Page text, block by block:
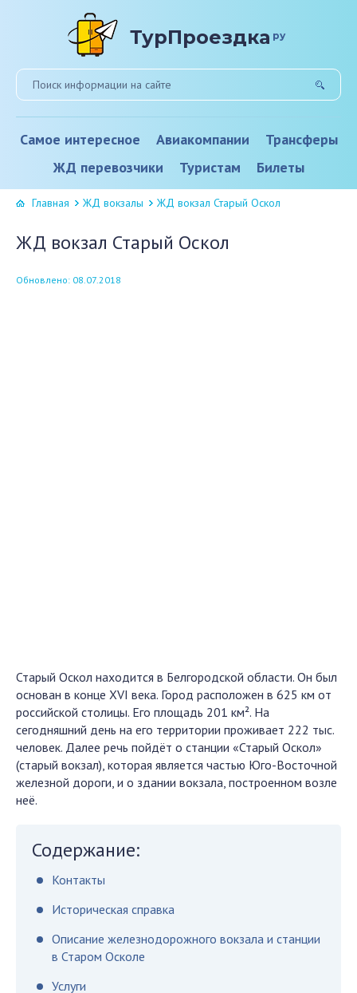
ТурПроездка ру
Самое интересное Авиакомпании
Трансферы
ЖД перевозчики
Туристам Билеты
Главная ЖД вокзалы ЖД вокзал Старый Оскол
ЖД вокзал Старый Оскол
Обновлено: 08.07.2018
Старый Оскол находится в Белгородской области. Он был
основан в конце XVI века. Город расположен в 625 км от
российской столицы. Его площадь 201 км². На
сегодняшний день на его территории проживает 222 тыс.
человек. Далее речь пойдёт о станции «Старый Оскол»
(старый вокзал), которая является частью Юго-Восточной
железной дороги, и о здании вокзала, построенном возле
неё.
Содержание:
Контакты
Историческая справка
Описание железнодорожного вокзала и станции
в Старом Осколе
Услуги